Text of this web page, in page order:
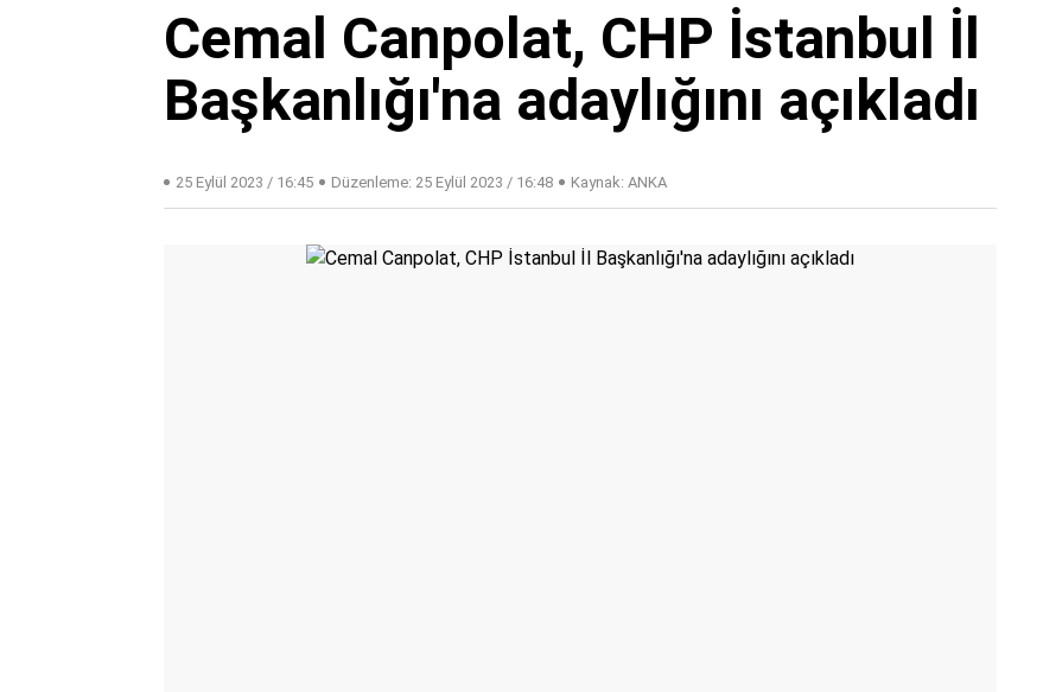
Cemal Canpolat, CHP İstanbul İl
Başkanlığı'na adaylığını açıkladı
25 Eylül 2023 / 16:45 Düzenleme: 25 Eylül 2023 / 16:48 Kaynak: ANKA